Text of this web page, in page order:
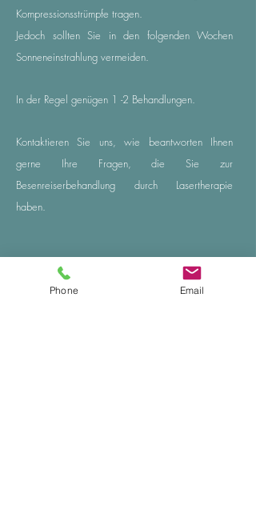
Kompressionsstrümpfe tragen.
Jedoch sollten Sie in den folgenden Wochen
Sonneneinstrahlung vermeiden.
In der Regel genügen 1 -2 Behandlungen.
Kontaktieren Sie uns, wie beantworten Ihnen
gerne Ihre Fragen, die Sie zur
Besenreiserbehandlung durch Lasertherapie
haben.
Effektiv und schmerzfrei.
Für alle Hauttypen geeignet.
Phone Email